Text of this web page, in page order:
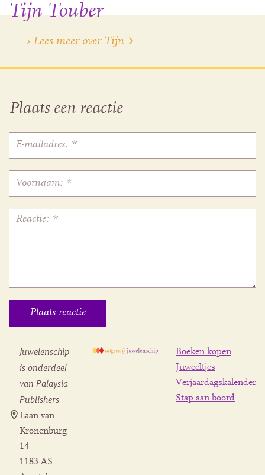
Tijn Touber
› Lees meer over Tijn
Plaats een reactie
Juwelenschip
is onderdeel
van Palaysia
Publishers
Laan van
Kronenburg
14
1183 AS
Boeken kopen
Juweeltjes
Verjaardagskalender
Stap aan boord